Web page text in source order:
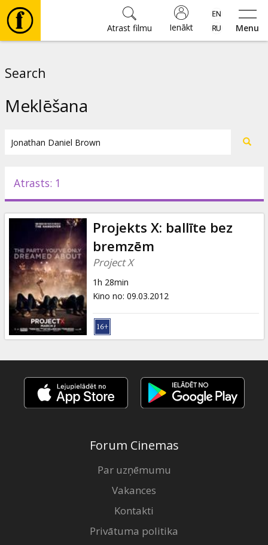
Menu
Ienākt
Atrast filmu
Pasākumi
Ziņas
Dāvanu
kartes
Uzkodas
B2B
Kino
Klubs
Search
Meklēšana
Atrasts: 1
Projekts X: ballīte bez
bremzēm
Project X
1h 28min
Kino no: 09.03.2012
Forum Cinemas
Par uzņēmumu
Vakances
Kontakti
Privātuma politika